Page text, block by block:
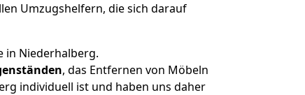
Umzugshelfern, die sich darauf
in Niederhalberg.
, das Entfernen von Möbeln
individuell ist und haben uns daher